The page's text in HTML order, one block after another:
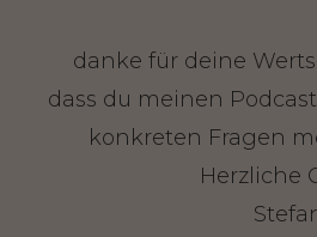
danke für deine
dass du meinen
konkreten Fragen
Herzliche